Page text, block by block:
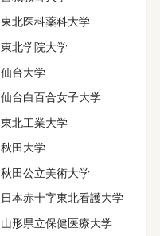
東北医科薬科大学
東北学院大学
仙台大学
仙台白百合女子大学
東北工業大学
秋田大学
秋田公立美術大学
日本赤十字東北看護大学
山形県立保健医療大学